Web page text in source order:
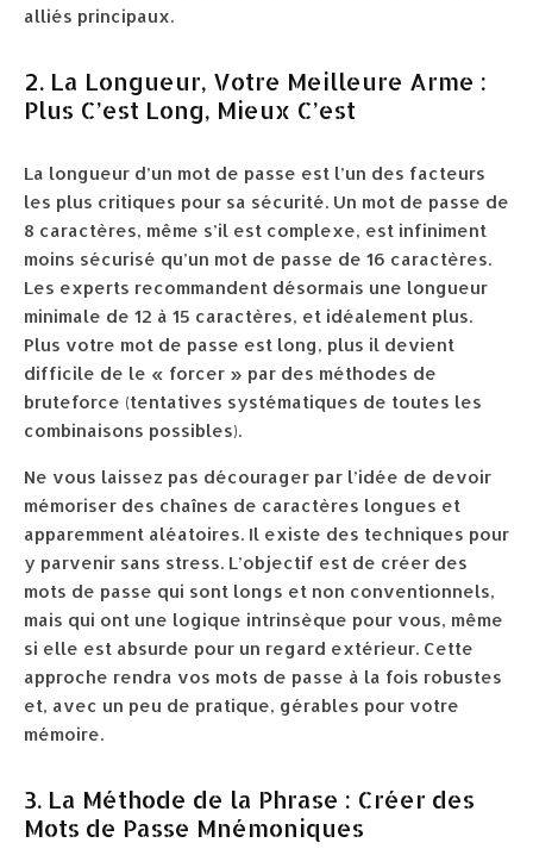
alliés principaux.
2. La Longueur, Votre Meilleure Arme :
Plus C’est Long, Mieux C’est
La longueur d’un mot de passe est l’un des facteurs
les plus critiques pour sa sécurité. Un mot de passe de
8 caractères, même s’il est complexe, est infiniment
moins sécurisé qu’un mot de passe de 16 caractères.
Les experts recommandent désormais une longueur
minimale de 12 à 15 caractères, et idéalement plus.
Plus votre mot de passe est long, plus il devient
difficile de le « forcer » par des méthodes de
bruteforce (tentatives systématiques de toutes les
combinaisons possibles).
Ne vous laissez pas décourager par l’idée de devoir
mémoriser des chaînes de caractères longues et
apparemment aléatoires. Il existe des techniques pour
y parvenir sans stress. L’objectif est de créer des
mots de passe qui sont longs et non conventionnels,
mais qui ont une logique intrinsèque pour vous, même
si elle est absurde pour un regard extérieur. Cette
approche rendra vos mots de passe à la fois robustes
et, avec un peu de pratique, gérables pour votre
mémoire.
3. La Méthode de la Phrase : Créer des
Mots de Passe Mnémoniques